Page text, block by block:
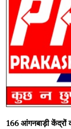
166 आंगनबाड़ी केंद्रों